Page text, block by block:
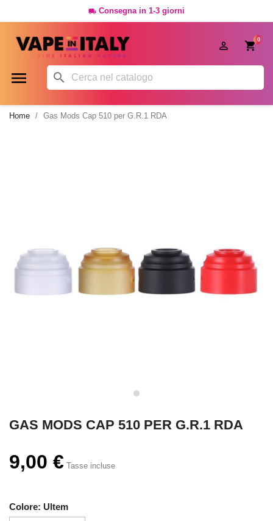
 Consegna in 1-3 giorni
0

 
Home Gas Mods Cap 510 per G.R.1 RDA
GAS MODS CAP 510 PER G.R.1 RDA
9,00 € Tasse incluse
Colore: Ultem